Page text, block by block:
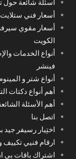
أسئلة شائعة حول
أسعار فني
أسعار مقوي
الكويت
أنواع الخدمات
فينشر
أنواع شتر و
أهم أنواع دكتات
أهم الأسئلة
اتصل بنا
اختِيار رسيفر جيد برمجة
ارقام فنيي تكييف
اشتراك باقات بي